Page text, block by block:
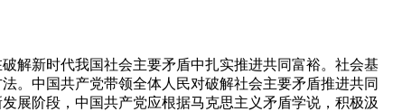
解新时代我国社会主要矛盾中扎实推进共同富裕。社会基
。中国共产党带领全体人民对破解社会主要矛盾推进共同
展阶段，中国共产党应根据马克思主义矛盾学说，积极汲